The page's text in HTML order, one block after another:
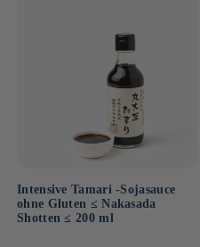
Intensive Tamari -Sojasauce
ohne Gluten ≤ Nakasada
Shotten ≤ 200 ml